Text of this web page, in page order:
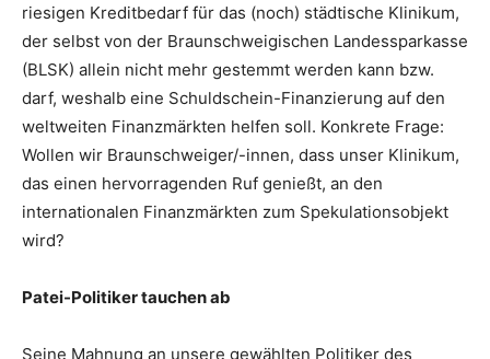
riesigen Kreditbedarf für das (noch) städtische Klinikum,
der selbst von der Braunschweigischen Landessparkasse
(BLSK) allein nicht mehr gestemmt werden kann bzw.
darf, weshalb eine Schuldschein-Finanzierung auf den
weltweiten Finanzmärkten helfen soll. Konkrete Frage:
Wollen wir Braunschweiger/-innen, dass unser Klinikum,
das einen hervorragenden Ruf genießt, an den
internationalen Finanzmärkten zum Spekulationsobjekt
wird?
Patei-Politiker tauchen ab
Seine Mahnung an unsere gewählten Politiker des